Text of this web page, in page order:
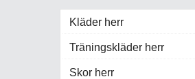
Kläder herr
Träningskläder herr
Skor herr